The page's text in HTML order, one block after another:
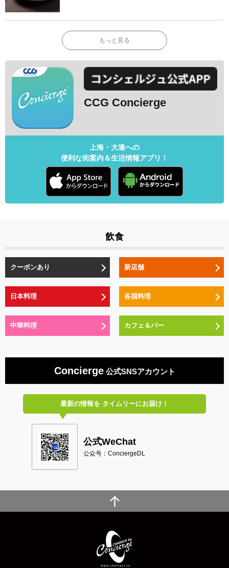
もっと見る
CCG Concierge
上海・大連への
便利な街案内＆生活情報アプリ！
飲食
クーポンあり 新店舗
日本料理 各国料理
中華料理 カフェ＆バー
Concierge公式SNSアカウント
最新の情報をタイムリーにお届け！
公式WeChat
公众号：ConciergeDL